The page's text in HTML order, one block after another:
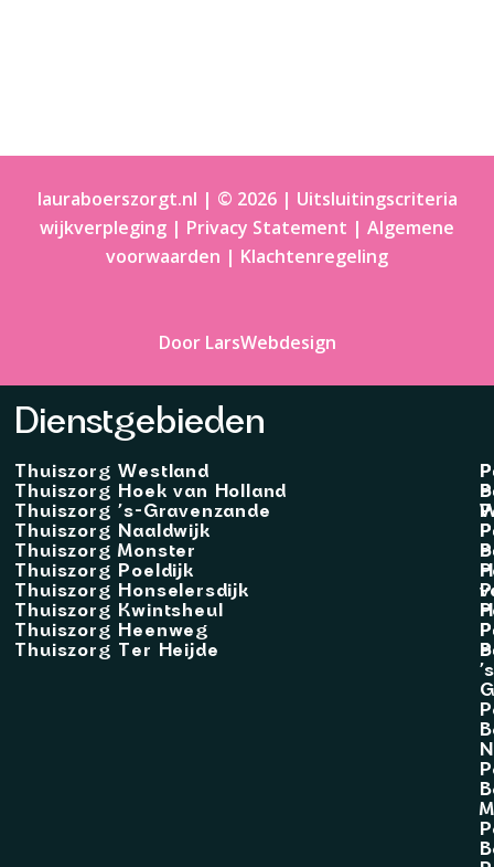
lauraboerszorgt.nl | © 2026 | Uitsluitingscriteria
wijkverpleging | Privacy Statement | Algemene
voorwaarden | Klachtenregeling
Door LarsWebdesign
Dienstgebieden
Thuiszorg Westland
Thuiszorg Hoek van Holland
Thuiszorg ’s-Gravenzande
Thuiszorg Naaldwijk
Thuiszorg Monster
Thuiszorg Poeldijk
Thuiszorg Honselersdijk
Thuiszorg Kwintsheul
Thuiszorg Heenweg
Thuiszorg Ter Heijde